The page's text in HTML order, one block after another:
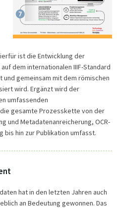
ist die Entwicklung der
auf dem internationalen IIIF-Standard
gemeinsam mit dem römischen
wird. Ergänzt wird der
umfassenden
gesamte Prozesskette von der
und Metadatenanreicherung, OCR-
bis hin zur Publikation umfasst.
hat in den letzten Jahren auch
an Bedeutung gewonnen. Das